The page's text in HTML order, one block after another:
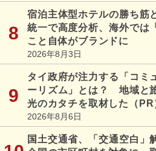
宿泊主体型ホテルの勝ち
統一で高度分析、海外では
こと自体がブランドに
2026年8月3日
タイ政府が注力する「コミ
ーリズム」とは？ 地域と
光のカタチを取材した（PR
2026年8月6日
国土交通省、「交通空白」